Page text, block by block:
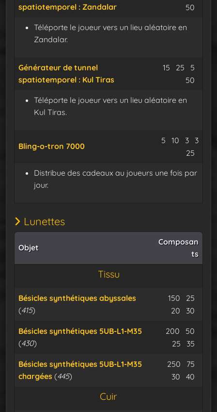
spatiotemporel : Zandalar
50
Téléporte le joueur vers un lieu aléatoire en
Zandalar.
Générateur de tunnel
spatiotemporel : Kul Tiras
15 Minerai de
25 5
50
Téléporte le joueur vers un lieu aléatoire en
Kul Tiras.
Bling-o-tron 7000
5 Minerai de
10 Minerai
3
3
Laribole
25
Distribue des cadeaux au joueurs une fois par
jour.
Lunettes
Objet
Composan
ts
Tissu
Bésicles synthétiques abyssales
(415)
150 Minerai
25
20
Cable
30
Bésicles synthétiques 5UB-L1-M35
(430)
200 Minerai
50
25
Cable
35
Bésicles synthétiques 5UB-L1-M35
chargées (445)
250 Minerai
75
30
Cable
40
Cuir